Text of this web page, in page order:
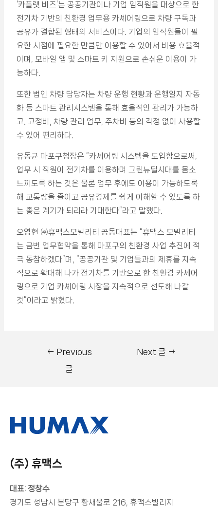
‘카플랫 비즈’는 공공기관이나 기업 임직원을 대상으로 한
전기차 기반의 친환경 업무용 카셰어링으로 차량 구독과
공유가 결합된 형태의 서비스이다. 기업의 임직원들이 필
요한 시점에 필요한 만큼만 이용할 수 있어서 비용 효율적
이며, 모바일 앱 및 스마트 키 지원으로 손쉬운 이용이 가
능하다.
또한 법인 차량 담당자는 차량 운행 현황과 운행일지 자동
화 등 스마트 관리시스템을 통해 효율적인 관리가 가능하
고. 고정비, 차량 관리 업무, 주차비 등의 걱정 없이 사용할
수 있어 편리하다.
유동균 마포구청장은 “카셰어링 시스템을 도입함으로써,
업무 시 직원이 전기차를 이용하며 그린뉴딜시대를 몸소
느끼도록 하는 것은 물론 업무 후에도 이용이 가능하도록
해 교통량을 줄이고 공유경제를 쉽게 이해할 수 있도록 하
는 좋은 계기가 되리라 기대한다”라고 말했다.
오영현 ㈜휴맥스모빌리티 공동대표는 “휴맥스 모빌리티
는 금번 업무협약을 통해 마포구의 친환경 사업 추진에 적
극 동참하겠다”며, “공공기관 및 기업들과의 제휴를 지속
적으로 확대해 나가 전기차를 기반으로 한 친환경 카셰어
링으로 기업 카셰어링 시장을 지속적으로 선도해 나갈
것”이라고 밝혔다.
← Previous
글
Next 글 →
(주) 휴맥스
대표: 정창수
경기도 성남시 분당구 황새울로 216, 휴맥스빌리지